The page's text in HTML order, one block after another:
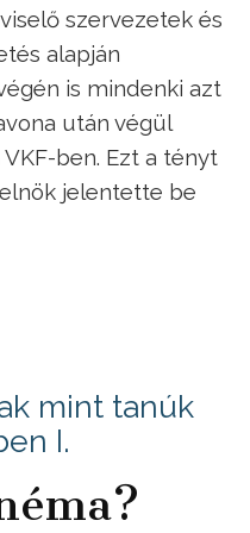
szervezetek és
alapján
is mindenki azt
után végül
ben. Ezt a tényt
jelentette be
mint tanúk
I.